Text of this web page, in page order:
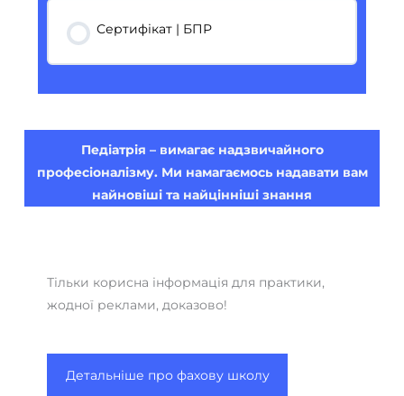
Сертифікат | БПР
Педіатрія – вимагає надзвичайного
професіоналізму. Ми намагаємось надавати вам
найновіші та найцінніші знання
Тільки корисна інформація для практики,
жодної реклами, доказово!
Детальніше про фахову школу